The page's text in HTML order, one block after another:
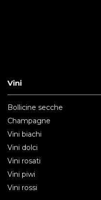
Vini
Bollicine secche
Champagne
Vini biachi
Vini dolci
Vini rosati
Vini piwi
Vini rossi